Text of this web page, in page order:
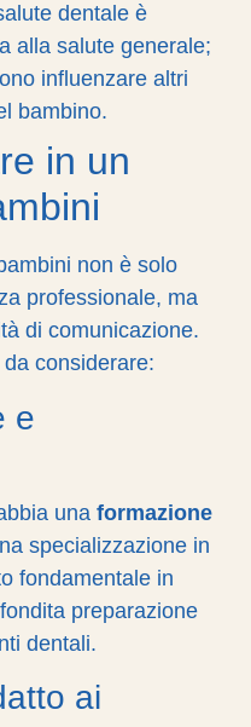
dentale è
alla salute generale;
influenzare altri
bambino.
in un
non è solo
professionale, ma
di comunicazione.
considerare:
e
una formazione
specializzazione in
fondamentale in
preparazione
dentali.
ai